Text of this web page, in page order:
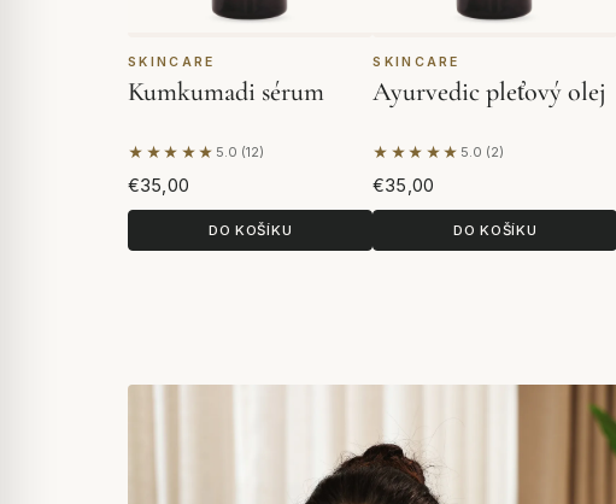
SKINCARE
Kumkumadi sérum
★★★★★ 5.0 (12)
Na základě 12 hodnocení
€35,00
DO KOŠÍKU
SKINCARE
Ayurvedic pleťový olej
★★★★★ 5.0 (2)
Na základě 2 hodnocení
€35,00
DO KOŠÍKU